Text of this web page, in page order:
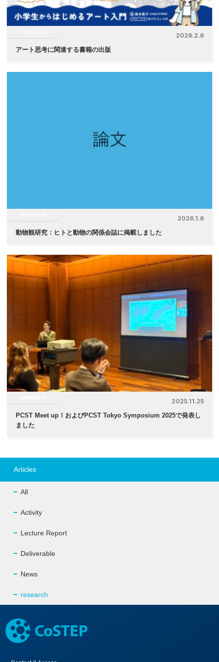
2026.2.6
アート思考に関連する書籍の出版
2026.1.6
動物観研究：ヒトと動物の関係会誌に掲載しました
2025.11.25
PCST Meet up！およびPCST Tokyo Symposium 2025で発表し
ました
Articles
All
Activity
Lecture Report
Deliverable
News
research